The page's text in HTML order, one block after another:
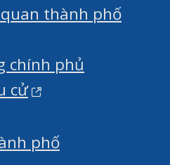
thành phố
chính phủ
cử
phố